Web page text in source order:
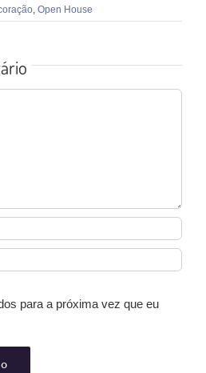
Open House
para a próxima vez que eu